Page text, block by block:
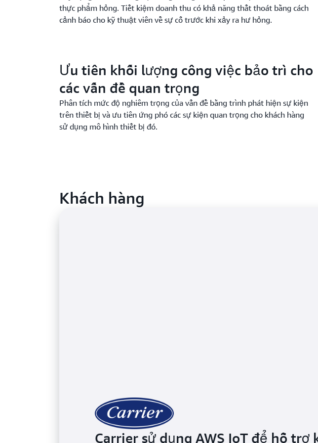
thực phẩm hỏng. Tiết kiệm doanh thu có khả năng thất thoát bằng cách
cảnh báo cho kỹ thuật viên về sự cố trước khi xảy ra hư hỏng.
Ưu tiên khối lượng công việc bảo trì cho
các vấn đề quan trọng
Phân tích mức độ nghiêm trọng của vấn đề bằng trình phát hiện sự kiện
trên thiết bị và ưu tiên ứng phó các sự kiện quan trọng cho khách hàng
sử dụng mô hình thiết bị đó.
Khách hàng
Carrier sử dụng AWS IoT để hỗ trợ